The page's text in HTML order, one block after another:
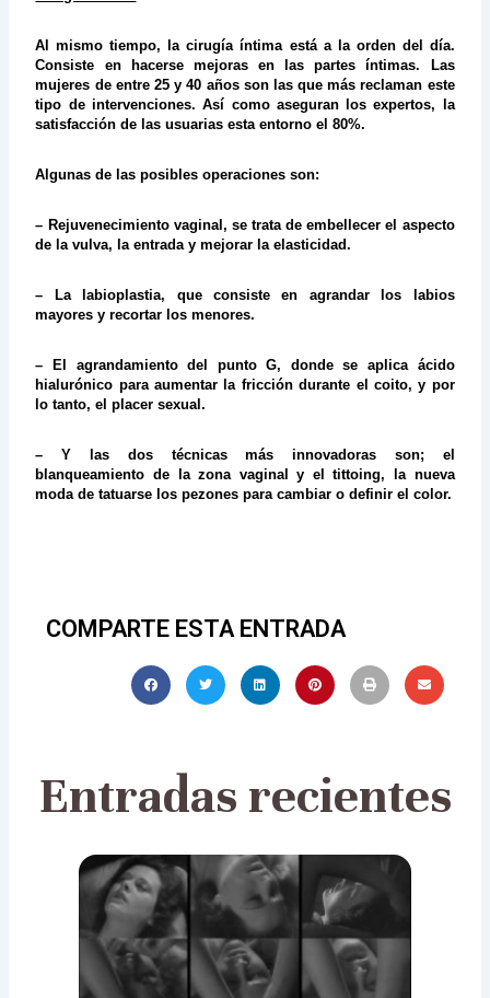
Al mismo tiempo, la cirugía íntima está a la orden del día.
Consiste en hacerse mejoras en las partes íntimas. Las
mujeres de entre 25 y 40 años son las que más reclaman este
tipo de intervenciones. Así como aseguran los expertos, la
satisfacción de las usuarias esta entorno el 80%.
Algunas de las posibles operaciones son:
– Rejuvenecimiento vaginal, se trata de embellecer el aspecto
de la vulva, la entrada y mejorar la elasticidad.
– La labioplastia, que consiste en agrandar los labios
mayores y recortar los menores.
– El agrandamiento del punto G, donde se aplica ácido
hialurónico para aumentar la fricción durante el coito, y por
lo tanto, el placer sexual.
– Y las dos técnicas más innovadoras son; el
blanqueamiento de la zona vaginal y el tittoing, la nueva
moda de tatuarse los pezones para cambiar o definir el color.
COMPARTE ESTA ENTRADA
Entradas recientes